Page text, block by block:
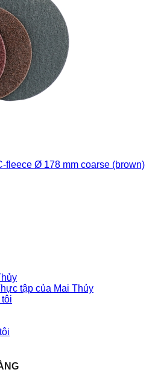
fleece Ø 178 mm coarse (brown)
tập của Mai Thủy